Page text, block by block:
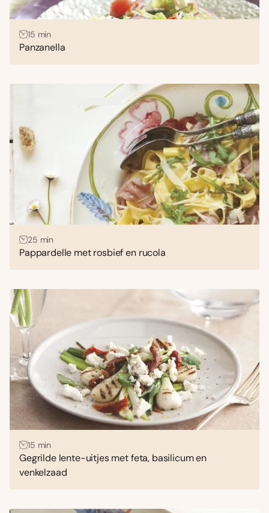
15 min
Panzanella
25 min
Pappardelle met rosbief en rucola
15 min
Gegrilde lente-uitjes met feta, basilicum en
venkelzaad